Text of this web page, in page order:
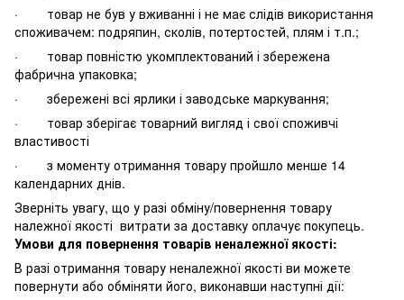
· товар не був у вживанні і не має слідів використання
споживачем: подряпин, сколів, потертостей, плям і т.п.;
· товар повністю укомплектований і збережена
фабрична упаковка;
· збережені всі ярлики і заводське маркування;
· товар зберігає товарний вигляд і свої споживчі
властивості
· з моменту отримання товару пройшло менше 14
календарних днів.
Зверніть увагу, що у разі обміну/повернення товару
належної якості витрати за доставку оплачує покупець.
Умови для повернення товарів неналежної якості:
В разі отримання товару неналежної якості ви можете
повернути або обміняти його, виконавши наступні дії: